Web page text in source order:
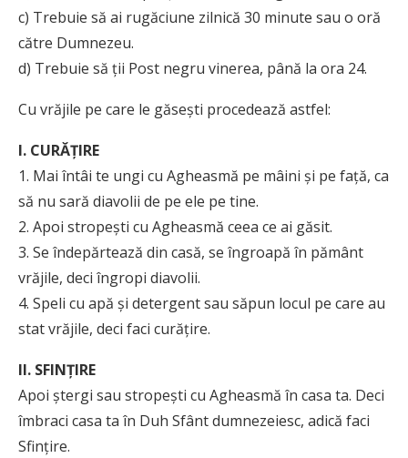
c) Trebuie să ai rugăciune zilnică 30 minute sau o oră
către Dumnezeu.
d) Trebuie să ţii Post negru vinerea, până la ora 24.
Cu vrăjile pe care le găseşti procedează astfel:
I. CURĂŢIRE
1. Mai întâi te ungi cu Agheasmă pe mâini şi pe faţă, ca
să nu sară diavolii de pe ele pe tine.
2. Apoi stropeşti cu Agheasmă ceea ce ai găsit.
3. Se îndepărtează din casă, se îngroapă în pământ
vrăjile, deci îngropi diavolii.
4. Speli cu apă şi detergent sau săpun locul pe care au
stat vrăjile, deci faci curăţire.
II. SFINŢIRE
Apoi ştergi sau stropeşti cu Agheasmă în casa ta. Deci
îmbraci casa ta în Duh Sfânt dumnezeiesc, adică faci
Sfinţire.